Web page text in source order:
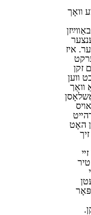
װאָך
איז
זקן
װען
װאָך
אױס
האָט